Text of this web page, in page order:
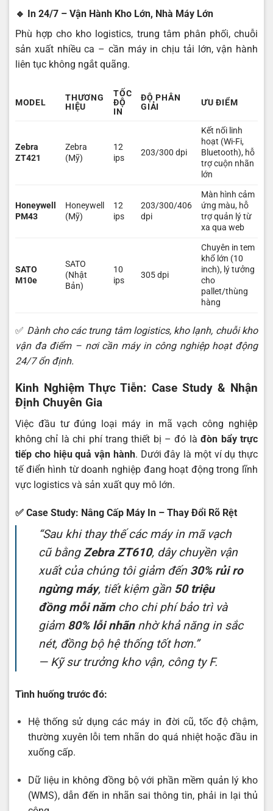
🔹 In 24/7 – Vận Hành Kho Lớn, Nhà Máy Lớn
Phù hợp cho kho logistics, trung tâm phân phối, chuỗi
sản xuất nhiều ca – cần máy in chịu tải lớn, vận hành
liên tục không ngắt quãng.
MODEL
THƯƠNG
HIỆU
TỐC
ĐỘ
IN
ĐỘ PHÂN
GIẢI
ƯU ĐIỂM
Zebra
ZT421
Zebra
(Mỹ)
12
ips
203/300 dpi
Kết nối linh
hoạt (Wi-Fi,
Bluetooth), hỗ
trợ cuộn nhãn
lớn
Honeywell
PM43
Honeywell
(Mỹ)
12
ips
203/300/406
dpi
Màn hình cảm
ứng màu, hỗ
trợ quản lý từ
xa qua web
SATO
M10e
SATO
(Nhật
Bản)
10
ips
305 dpi
Chuyên in tem
khổ lớn (10
inch), lý tưởng
cho
pallet/thùng
hàng
✅ Dành cho các trung tâm logistics, kho lạnh, chuỗi kho
vận đa điểm – nơi cần máy in công nghiệp hoạt động
24/7 ổn định.
Kinh Nghiệm Thực Tiễn: Case Study & Nhận
Định Chuyên Gia
Việc đầu tư đúng loại máy in mã vạch công nghiệp
không chỉ là chi phí trang thiết bị – đó làđòn bẩy trực
tiếp cho hiệu quả vận hành. Dưới đây là một ví dụ thực
tế điển hình từ doanh nghiệp đang hoạt động trong lĩnh
vực logistics và sản xuất quy mô lớn.
✅ Case Study: Nâng Cấp Máy In – Thay Đổi Rõ Rệt
“Sau khi thay thế các máy in mã vạch
cũ bằngZebra ZT610, dây chuyền vận
xuất của chúng tôi giảm đến 30% rủi ro
ngừng máy, tiết kiệm gần 50 triệu
đồng mỗi nămcho chi phí bảo trì và
giảm 80% lỗi nhãnnhờ khả năng in sắc
nét, đồng bộ hệ thống tốt hơn.”
— Kỹ sư trưởng kho vận, công ty F.
Tình huống trước đó:
Hệ thống sử dụng các máy in đời cũ, tốc độ chậm,
thường xuyên lỗi tem nhãn do quá nhiệt hoặc đầu in
xuống cấp.
Dữ liệu in không đồng bộ với phần mềm quản lý kho
(WMS), dẫn đến in nhãn sai thông tin, phải in lại thủ